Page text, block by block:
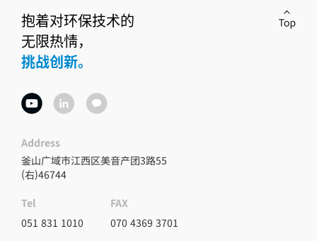
抱着对环保技术的
无限热情，
挑战创新。
Address
釜山广域市江西区美音产团3路55
(右)46744
Tel
051 831 1010
FAX
070 4369 3701